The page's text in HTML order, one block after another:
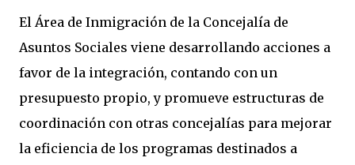
El Área de Inmigración de la Concejalía de
Asuntos Sociales viene desarrollando acciones a
favor de la integración, contando con un
presupuesto propio, y promueve estructuras de
coordinación con otras concejalías para mejorar
la eficiencia de los programas destinados a